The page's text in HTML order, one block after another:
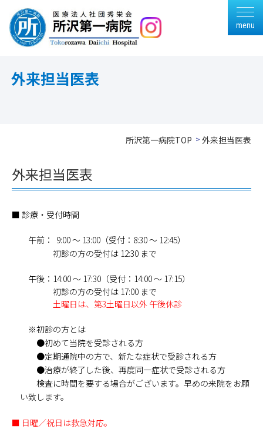
menu
外来担当医表
所沢第一病院TOP 外来担当医表
外来担当医表
■ 診療・受付時間
午前： 9:00 ～ 13:00（受付：8:30 ～ 12:45）
初診の方の受付は 12:30 まで
午後：14:00 ～ 17:30（受付：14:00 ～ 17:15）
初診の方の受付は 17:00 まで
土曜日は、第3土曜日以外 午後休診
※初診の方とは
●初めて当院を受診される方
●定期通院中の方で、新たな症状で受診される方
●治療が終了した後、再度同一症状で受診される方
検査に時間を要する場合がございます。早めの来院をお願
い致します。
■ 日曜／祝日は救急対応。